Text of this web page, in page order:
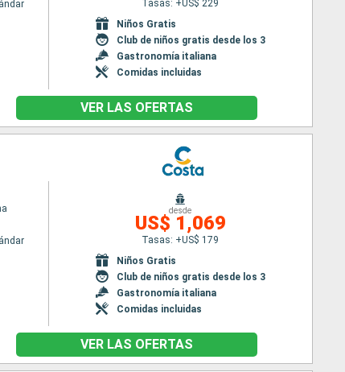
Tasas: +US$ 229
Niños Gratis
Club de niños gratis desde los 3
Gastronomía italiana
Comidas incluidas
VER LAS OFERTAS
desde
US$ 1,069
Tasas: +US$ 179
Niños Gratis
Club de niños gratis desde los 3
Gastronomía italiana
Comidas incluidas
VER LAS OFERTAS